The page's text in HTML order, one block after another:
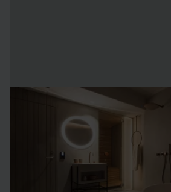
Deluxesvit 365
Deluxesvit 365 är våra mest
magiska isskulpturerna har du som
tillgång till en privat och uppvärmd
I Johka erbjuder vi dusch och toalett.